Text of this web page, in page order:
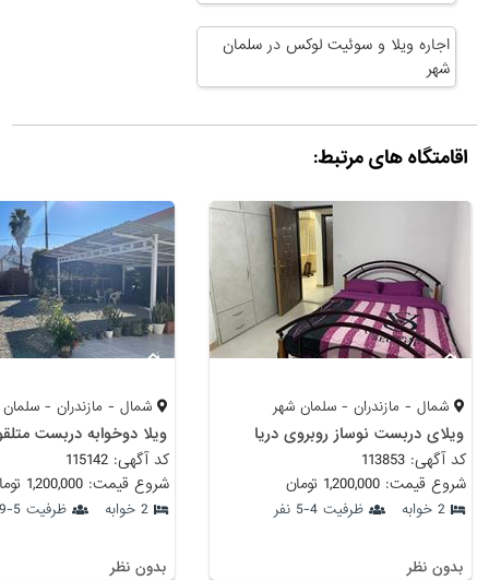
اجاره ویلا و سوئیت لوکس در سلمان
شهر
اقامتگاه های مرتبط:
شمال - مازندران - سلمان شهر
ویلای دربست نوساز روبروی دریا
کد آگهی: 113853
شروع قیمت: 1,200,000 تومان
2 خوابه ظرفیت 4-5 نفر
بدون نظر
شمال - مازندران -
ویلا دوخوابه دربست
کد آگهی: 115142
شروع قیمت: 1,200,000 تومان
2 خوابه ظرفیت 5-9 نفر
بدون نظر